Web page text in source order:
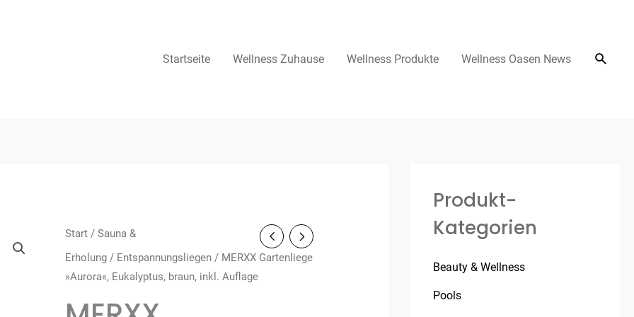
Startseite Wellness Zuhause Wellness Produkte Wellness Oasen News
Start/ Sauna &
Erholung/ Entspannungsliegen/ MERXX Gartenliege
»Aurora«, Eukalyptus, braun, inkl. Auflage
Produkt-
Kategorien
Beauty & Wellness
Pools